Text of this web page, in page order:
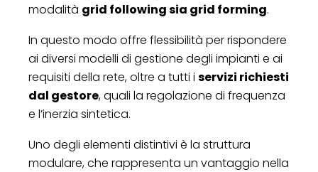
modalità grid following sia grid forming.
In questo modo offre flessibilità per rispondere
ai diversi modelli di gestione degli impianti e ai
requisiti della rete, oltre a tutti i servizi richiesti
dal gestore, quali la regolazione di frequenza
e l’inerzia sintetica.
Uno degli elementi distintivi è la struttura
modulare, che rappresenta un vantaggio nella